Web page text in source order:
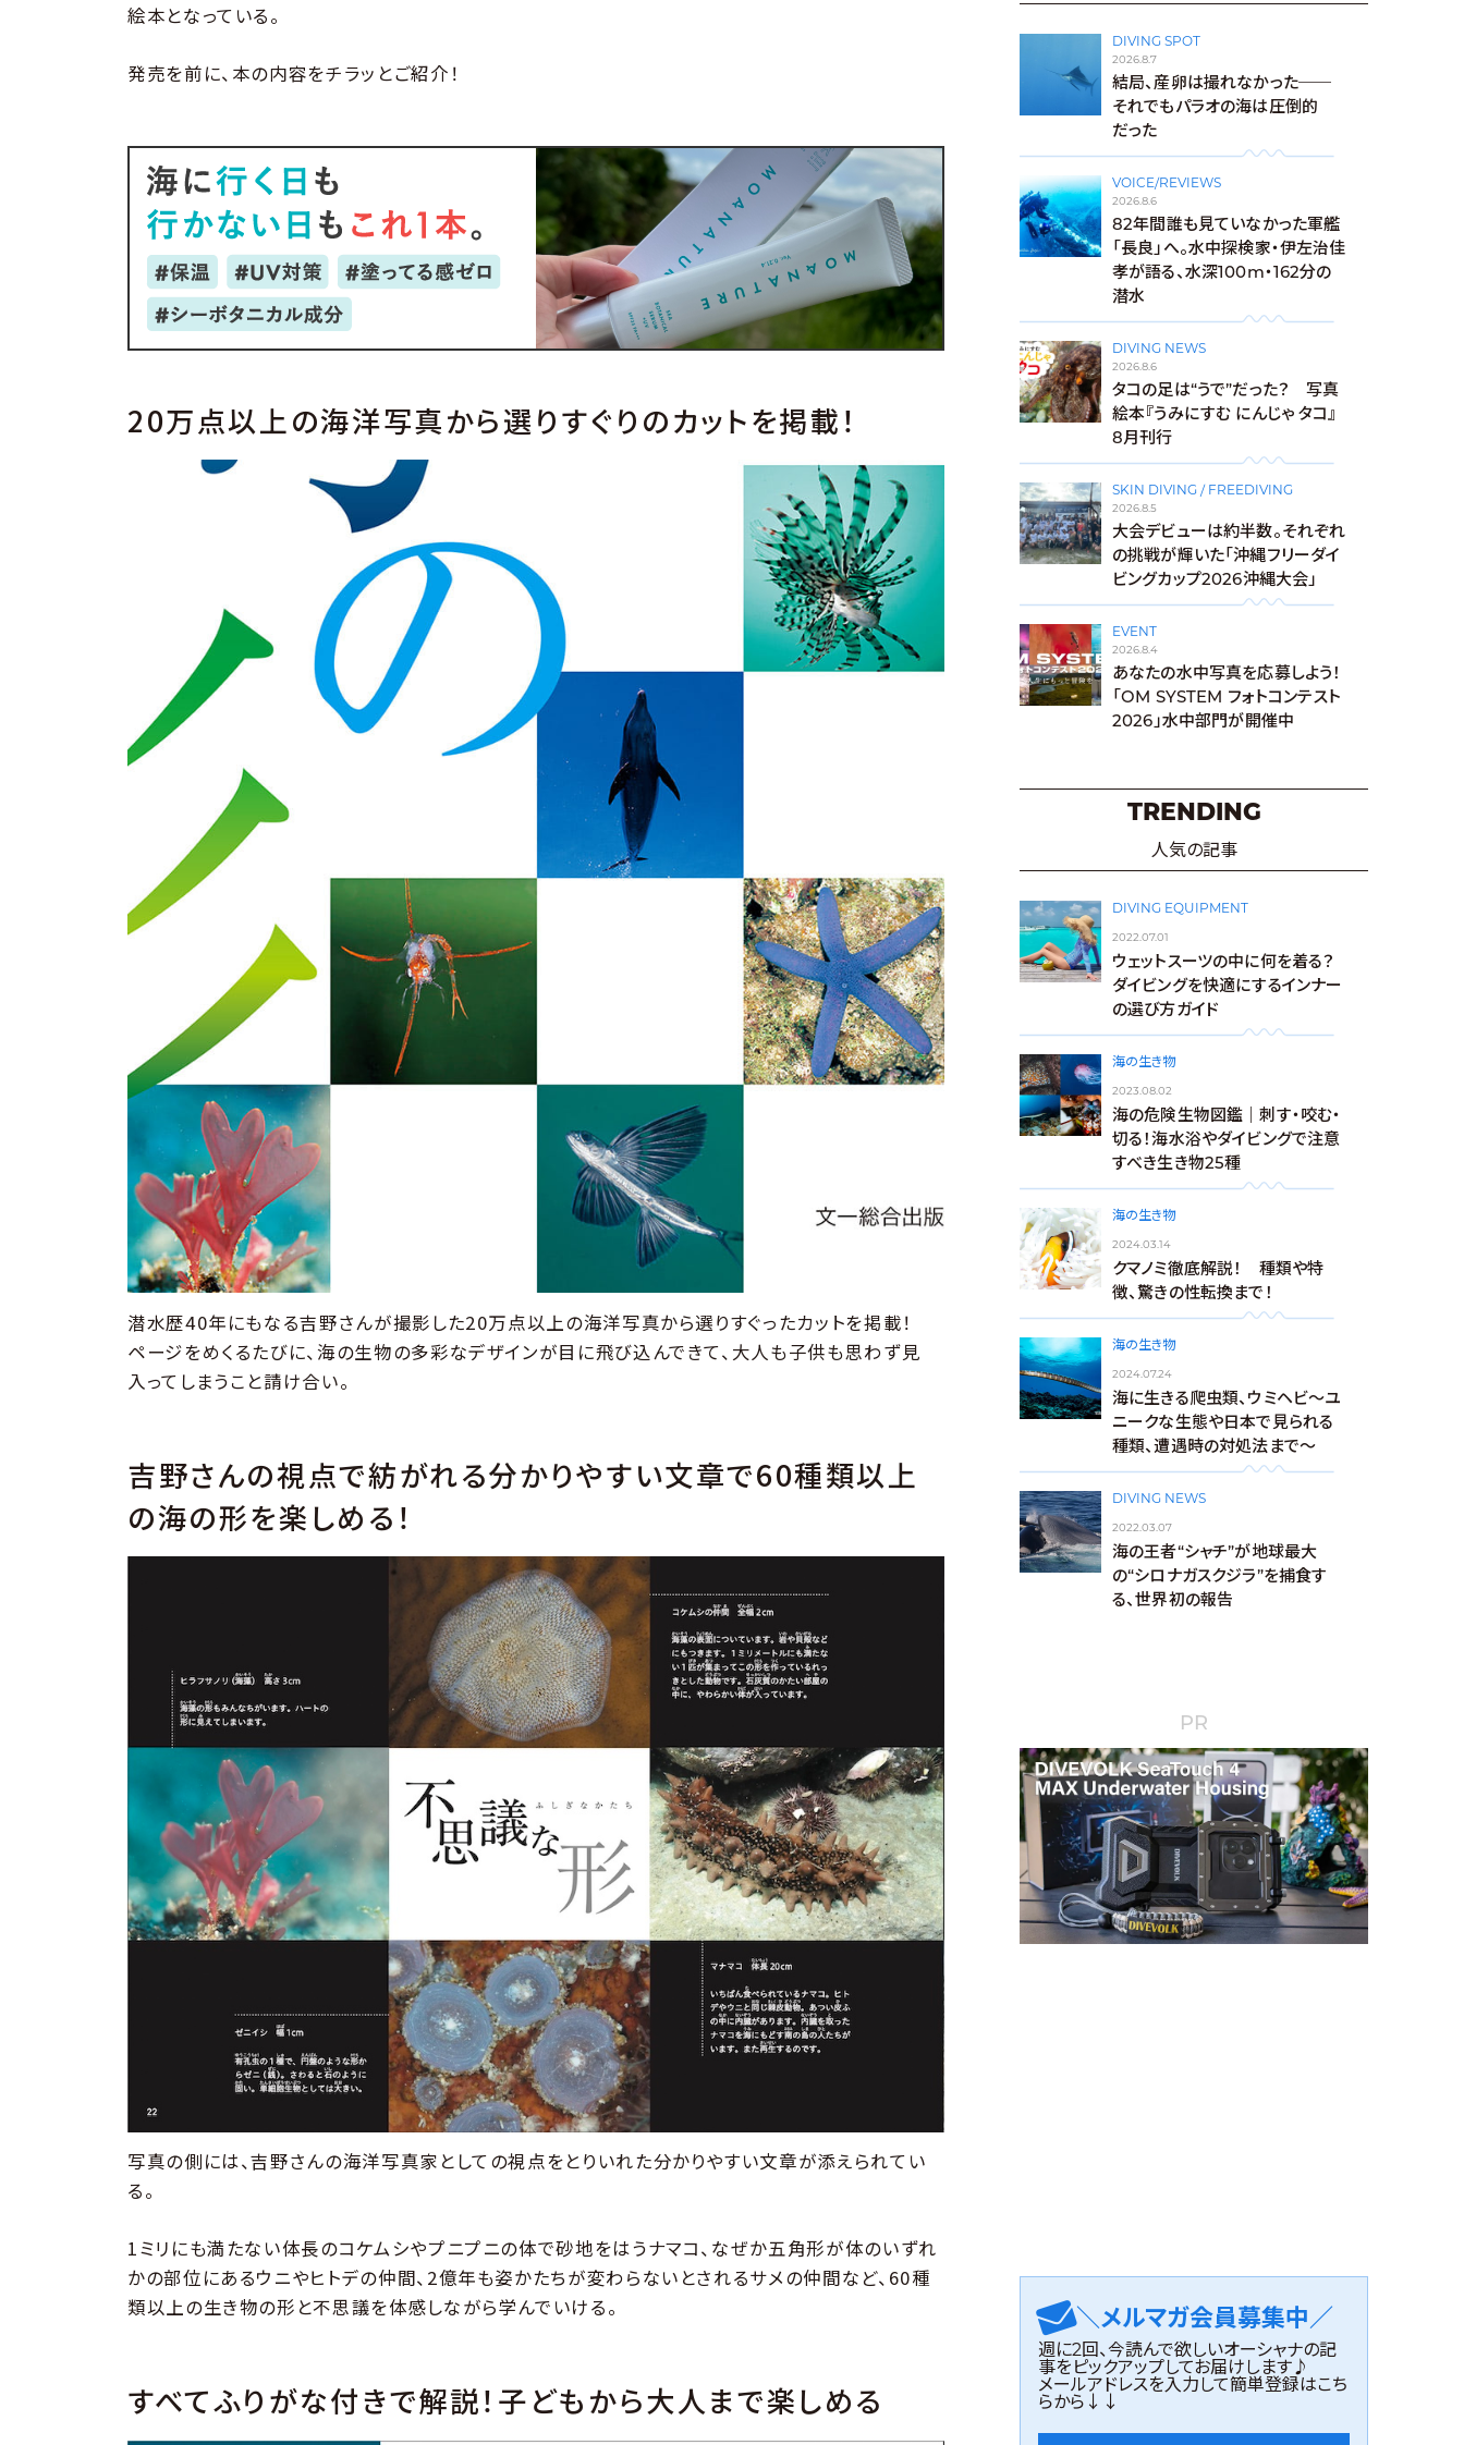
絵本となっている。
発売を前に、本の内容をチラッとご紹介！
20万点以上の海洋写真から選りすぐりのカットを掲載！
潜水歴40年にもなる吉野さんが撮影した20万点以上の海洋写真から選りすぐったカットを掲載！
ページをめくるたびに、海の生物の多彩なデザインが目に飛び込んできて、大人も子供も思わず見
入ってしまうこと請け合い。
吉野さんの視点で紡がれる分かりやすい文章で60種類以上
の海の形を楽しめる！
写真の側には、吉野さんの海洋写真家としての視点をとりいれた分かりやすい文章が添えられてい
る。
1ミリにも満たない体長のコケムシやプニプニの体で砂地をはうナマコ、なぜか五角形が体のいずれ
かの部位にあるウニやヒトデの仲間、2億年も姿かたちが変わらないとされるサメの仲間など、60種
類以上の生き物の形と不思議を体感しながら学んでいける。
すべてふりがな付きで解説！子どもから大人まで楽しめる
DIVING SPOT
2026.8.7
結局、産卵は撮れなかった──
それでもパラオの海は圧倒的
だった
VOICE/REVIEWS
2026.8.6
82年間誰も見ていなかった軍艦
「長良」へ。水中探検家・伊左治佳
孝が語る、水深100m・162分の
潜水
DIVING NEWS
2026.8.6
タコの足は“うで”だった？ 写真
絵本『うみにすむ にんじゃ タコ』
8月刊行
SKIN DIVING / FREEDIVING
2026.8.5
大会デビューは約半数。それぞれ
の挑戦が輝いた「沖縄フリーダイ
ビングカップ2026沖縄大会」
EVENT
2026.8.4
あなたの水中写真を応募しよう！
「OM SYSTEM フォトコンテスト
2026」水中部門が開催中
TRENDING
人気の記事
DIVING EQUIPMENT
2022.07.01
ウェットスーツの中に何を着る？
ダイビングを快適にするインナー
の選び方ガイド
海の生き物
2023.08.02
海の危険生物図鑑｜刺す・咬む・
切る！海水浴やダイビングで注意
すべき生き物25種
海の生き物
2024.03.14
クマノミ徹底解説！ 種類や特
徴、驚きの性転換まで！
海の生き物
2024.07.24
海に生きる爬虫類、ウミヘビ～ユ
ニークな生態や日本で見られる
種類、遭遇時の対処法まで～
DIVING NEWS
2022.03.07
海の王者“シャチ”が地球最大
の“シロナガスクジラ”を捕食す
る、世界初の報告
PR
＼メルマガ会員募集中／
週に2回、今読んで欲しいオーシャナの記
事をピックアップしてお届けします♪
メールアドレスを入力して簡単登録はこち
らから↓↓